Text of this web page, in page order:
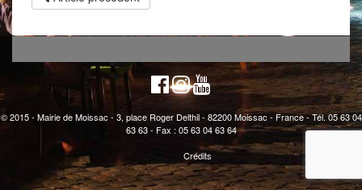
© 2015 - Mairie de Moissac - 3, place Roger Delthil - 82200 Moissac - France - Tél. 05 63 04
63 63 - Fax : 05 63 04 63 64
Crédits